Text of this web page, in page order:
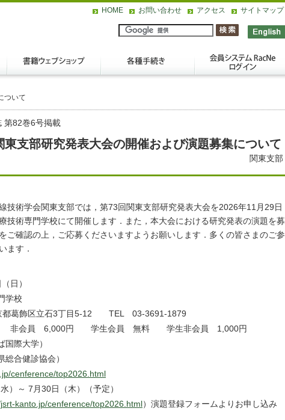
HOME お問い合わせ アクセス サイトマップ
ついて
第82巻6号掲載
東支部研究発表大会の開催および演題募集について
関東支部
技術学会関東支部では，第73回関東支部研究発表大会を2026年11月29日
技術専門学校にて開催します．また，本大会における研究発表の演題を募
ご確認の上，ご応募くださいますようお願いします．多くの皆さまのご参
ます．
日）
学校
都葛飾区立石3丁目5-12 TEL 03-3691-1879
非会員 6,000円 学生会員 無料 学生非会員 1,000円
際大学）
総合健診協会）
cenference/top2026.html
）～ 7月30日（木）（予定）
kanto.jp/cenference/top2026.html ）演題登録フォームよりお申し込み